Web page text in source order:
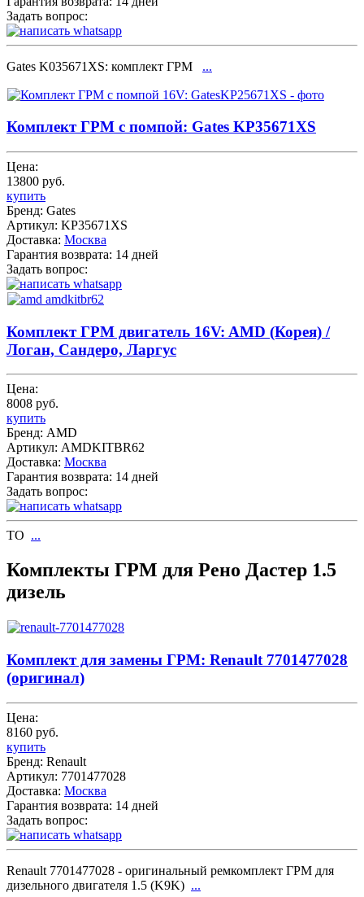
Задать вопрос:
Gates K035671XS: комплект ГРМ ...
Комплект ГРМ с помпой: Gates KP35671XS
Цена:
13800 руб.
купить
Бренд: Gates
Артикул: KP35671XS
Доставка: Москва
Гарантия возврата: 14 дней
Задать вопрос:
Комплект ГРМ двигатель 16V: AMD (Корея) /
Логан, Сандеро, Ларгус
Цена:
8008 руб.
купить
Бренд: AMD
Артикул: AMDKITBR62
Доставка: Москва
Гарантия возврата: 14 дней
Задать вопрос:
ТО ...
Комплекты ГРМ для Рено Дастер 1.5
дизель
Комплект для замены ГРМ: Renault 7701477028
(оригинал)
Цена:
8160 руб.
купить
Бренд: Renault
Артикул: 7701477028
Доставка: Москва
Гарантия возврата: 14 дней
Задать вопрос:
Renault 7701477028 - оригинальный ремкомплект ГРМ для
дизельного двигателя 1.5 (K9K) ...